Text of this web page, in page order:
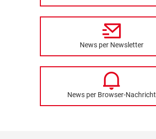
News per Newsletter
News per Browser-Nachricht